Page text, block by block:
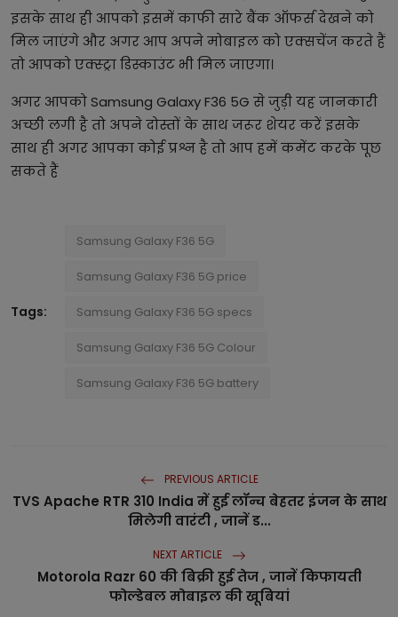
इसके साथ ही आपको इसमें काफी सारे बैंक ऑफर्स देखने को
मिल जाएंगे और अगर आप अपने मोबाइल को एक्सचेंज करते हैं
तो आपको एक्स्ट्रा डिस्काउंट भी मिल जाएगा।
अगर आपको Samsung Galaxy F36 5G से जुड़ी यह जानकारी
अच्छी लगी है तो अपने दोस्तों के साथ जरूर शेयर करें इसके
साथ ही अगर आपका कोई प्रश्न है तो आप हमें कमेंट करके पूछ
सकते हैं
Tags:
Samsung Galaxy F36 5G
Samsung Galaxy F36 5G price
Samsung Galaxy F36 5G specs
Samsung Galaxy F36 5G Colour
Samsung Galaxy F36 5G battery
PREVIOUS ARTICLE
TVS Apache RTR 310 India में हुई लॉन्च बेहतर इंजन के साथ
मिलेगी वारंटी , जानें ड...
NEXT ARTICLE
Motorola Razr 60 की बिक्री हुई तेज , जानें किफायती
फोल्डेबल मोबाइल की खूबियां